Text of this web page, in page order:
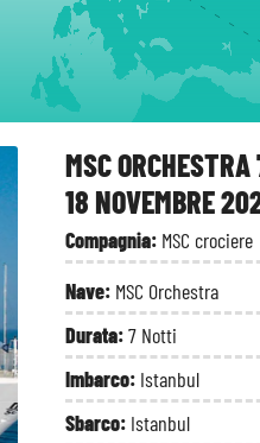
MSC
18 NOVEMBRE
Compagnia: MSC crociere
Nave: MSC Orchestra
Durata:7 Notti
Imbarco: Istanbul
Sbarco: Istanbul